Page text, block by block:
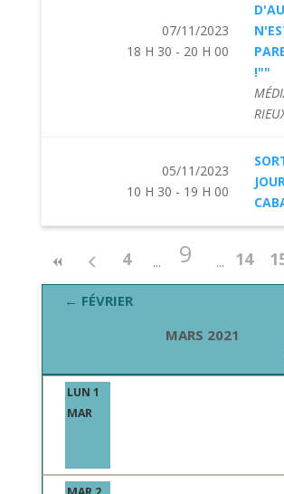
07/11/2023
18 H 30 - 20 H 00
!""
05/11/2023
10 H 30 - 19 H 00
4 9 14
← FÉVRIER
MARS 2021
LUN 1
MAR